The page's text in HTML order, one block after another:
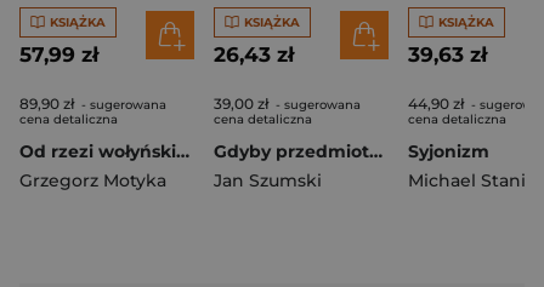
KSIĄŻKA
57,99 zł
89,90 zł - sugerowana
cena detaliczna
Od rzezi wołyńskiej do akcji "Wisła"
Grzegorz Motyka
KSIĄŻKA
26,43 zł
39,00 zł - sugerowana
cena detaliczna
Gdyby przedmioty umiały mówić… Ocalone w artefaktach losy Polaków deportowanych do Kazachstanu
Jan Szumski
KSIĄŻKA
39,63 zł
44,90 zł -
cena detaliczna
Syjonizm